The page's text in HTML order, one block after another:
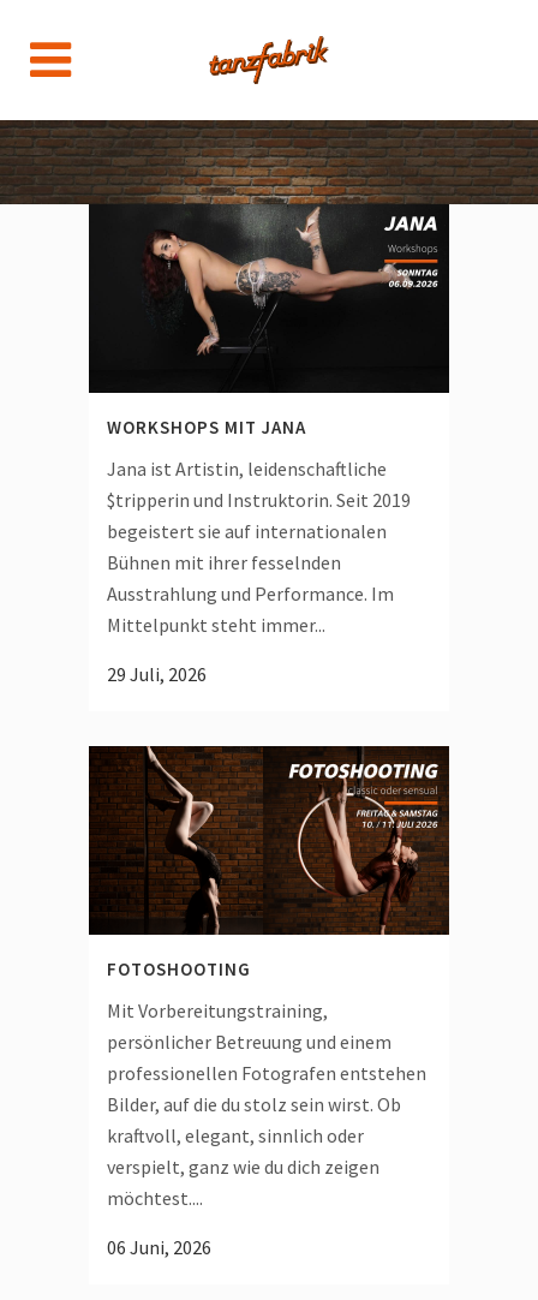
WORKSHOPS MIT JANA
Jana ist Artistin, leidenschaftliche
$tripperin und Instruktorin. Seit 2019
begeistert sie auf internationalen
Bühnen mit ihrer fesselnden
Ausstrahlung und Performance. Im
Mittelpunkt steht immer...
29 Juli, 2026
FOTOSHOOTING
Mit Vorbereitungstraining,
persönlicher Betreuung und einem
professionellen Fotografen entstehen
Bilder, auf die du stolz sein wirst. Ob
kraftvoll, elegant, sinnlich oder
verspielt, ganz wie du dich zeigen
möchtest....
06 Juni, 2026